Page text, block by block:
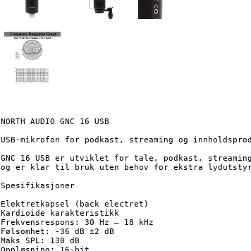
NORTH AUDIO GNC 16 USB
USB-mikrofon for podkast, streaming og
GNC 16 USB er utviklet for tale, podkast,
og er klar til bruk uten behov for ekstra
Spesifikasjoner
Elektretkapsel (back electret)
Kardioide karakteristikk
Frekvensrespons: 30 Hz – 18 kHz
Følsomhet: -36 dB ±2 dB
Maks SPL: 130 dB